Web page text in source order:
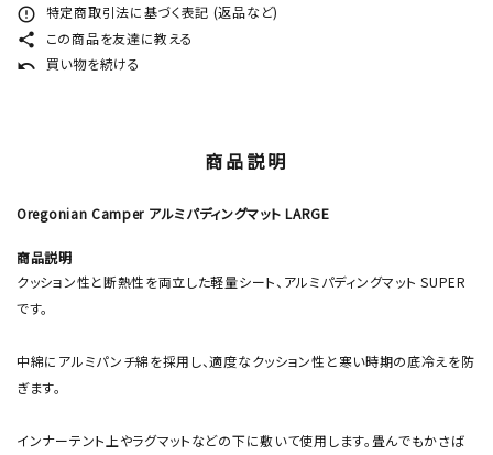
error_outline 特定商取引法に基づく表記 (返品など)
share この商品を友達に教える
undo 買い物を続ける
商品説明
Oregonian Camper アルミパディングマット LARGE
商品説明
クッション性と断熱性を両立した軽量シート、アルミパディングマット SUPER
です。
中綿にアルミパンチ綿を採用し、適度なクッション性と寒い時期の底冷えを防
ぎます。
インナーテント上やラグマットなどの下に敷いて使用します。畳んでもかさば